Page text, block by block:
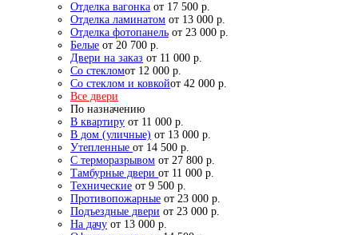
Отделка вагонка от 17 500 р.
Отделка ламинатом от 13 000 р.
Отделка фотопанель от 23 000 р.
Белые от 20 700 р.
Двери на заказ от 11 000 р.
Со стекломот 12 000 р.
Со стеклом и ковкойот 42 000 р.
Все двери
По назначению
В квартиру от 11 000 р.
В дом (уличные) от 13 000 р.
Утепленные от 14 500 р.
С терморазрывом от 27 800 р.
Тамбурные двери от 11 000 р.
Технические от 9 500 р.
Противопожарные от 23 000 р.
Подъездные двери от 23 000 р.
На дачу от 13 000 р.